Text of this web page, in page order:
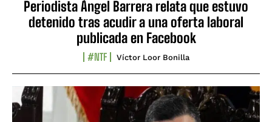
Periodista Ángel Barrera relata que estuvo
detenido tras acudir a una oferta laboral
publicada en Facebook
#NTF Víctor Loor Bonilla